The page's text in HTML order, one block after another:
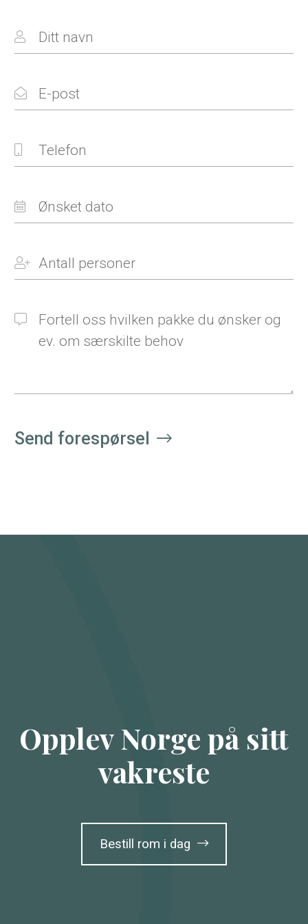
Send forespørsel
Opplev Norge på sitt
vakreste
Bestill rom i dag